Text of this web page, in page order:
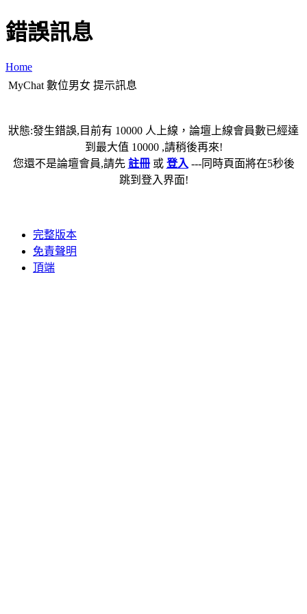
錯誤訊息
Home
MyChat 數位男女 提示訊息
狀態:發生錯誤,目前有 10000 人上線，論壇上線會員數已經達
到最大值 10000 ,請稍後再來!
您還不是論壇會員,請先 註冊或 登入 ---同時頁面將在5秒後
跳到登入界面!
完整版本
免責聲明
頂端